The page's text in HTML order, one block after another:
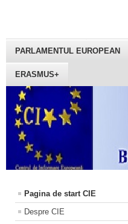
PARLAMENTUL EUROPEAN
ERASMUS+
Pagina de start CIE
Despre CIE